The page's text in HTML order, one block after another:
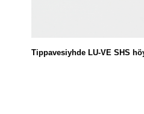
Tippavesiyhde LU-VE SHS